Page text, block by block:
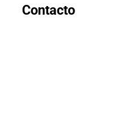
Contacto